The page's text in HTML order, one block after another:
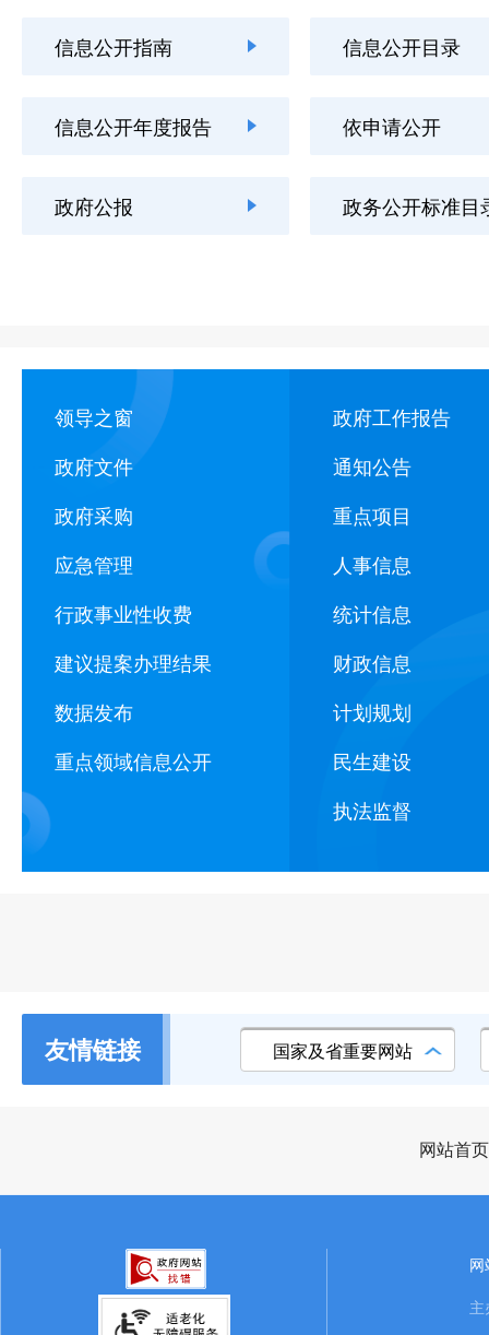
信息公开指南 信息公开目录
信息公开年度报告 依申请公开
政府公报 政务公开标准目
领导之窗
政府文件
政府采购
应急管理
行政事业性收费
建议提案办理结果
数据发布
重点领域信息公开
政府工作报告
通知公告
重点项目
人事信息
统计信息
财政信息
计划规划
民生建设
执法监督
友情链接 国家及省重要网站
网站首页